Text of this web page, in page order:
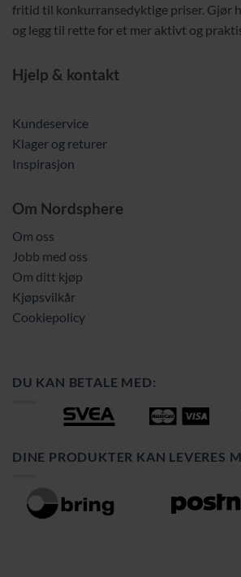
fritid til konkurransedyktige priser. Gjør
og legg til rette for et mer aktivt og
Hjelp & kontakt
Kundeservice
Klager og returer
Inspirasjon
Om Nordsphere
Om oss
Jobb med oss
Om ditt kjøp
Kjøpsvilkår
Cookiepolicy
DU KAN BETALE MED:
DINE PRODUKTER KAN LEVERES